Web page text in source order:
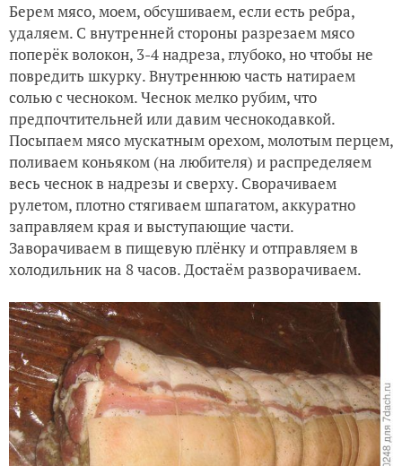
Берем мясо, моем, обсушиваем, если есть ребра,
удаляем. С внутренней стороны разрезаем мясо
поперёк волокон, 3-4 надреза, глубоко, но чтобы не
повредить шкурку. Внутреннюю часть натираем
солью с чесноком. Чеснок мелко рубим, что
предпочтительней или давим чеснокодавкой.
Посыпаем мясо мускатным орехом, молотым перцем,
поливаем коньяком (на любителя) и распределяем
весь чеснок в надрезы и сверху. Сворачиваем
рулетом, плотно стягиваем шпагатом, аккуратно
заправляем края и выступающие части.
Заворачиваем в пищевую плёнку и отправляем в
холодильник на 8 часов. Достаём разворачиваем.